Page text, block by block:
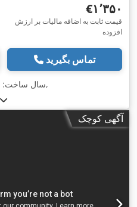
‎€۱٬۳۵۰
قیمت ثابت به اضافه مالیات بر ارزش
افزوده
تماس بگیرید
سال ساخت:,
آگهی کوچک